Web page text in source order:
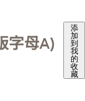
字母A)
添
加
到
我
的
收
藏